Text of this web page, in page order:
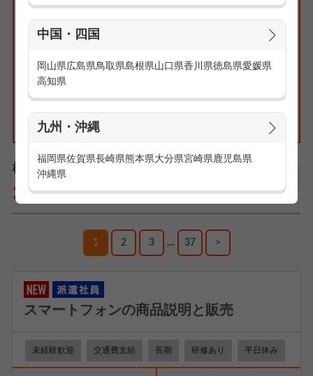
中国・四国
岡山県広島県鳥取県島根県山口県香川県徳島県愛媛県
高知県
九州・沖縄
福岡県佐賀県長崎県熊本県大分県宮崎県鹿児島県
沖縄県
特集:ピックアップ好条件求人
エリア：指定無し
路線・駅：指定無し
こだわり：指定無し
検索結果一覧
370 件
1 2 3 … 37 >
スマートフォンの商品説明と販売
未経験歓迎 交通費支給 長期 研修あり 平日休み